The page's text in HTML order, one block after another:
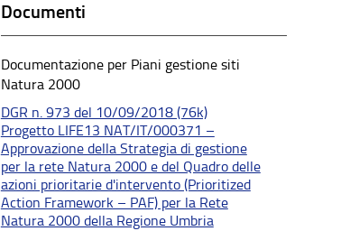
Documenti
Documentazione per Piani gestione siti
Natura 2000
DGR n. 973 del 10/09/2018 (76k)
Progetto LIFE13 NAT/IT/000371 –
Approvazione della Strategia di gestione
per la rete Natura 2000 e del Quadro delle
azioni prioritarie d'intervento (Prioritized
Action Framework – PAF) per la Rete
Natura 2000 della Regione Umbria